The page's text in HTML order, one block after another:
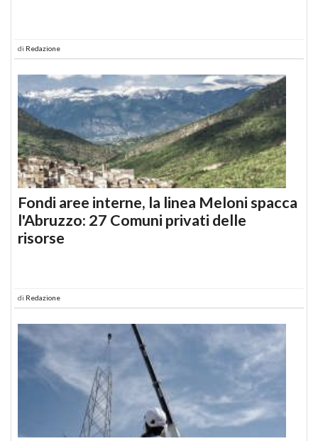
di Redazione
Fondi aree interne, la linea Meloni spacca
l'Abruzzo: 27 Comuni privati delle
risorse
di Redazione